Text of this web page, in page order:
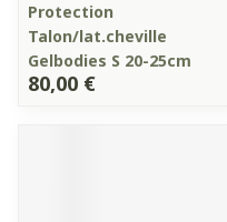
Protection
Talon/lat.cheville
Gelbodies S 20-25cm
80,00 €